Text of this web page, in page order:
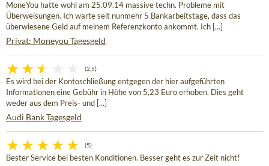
MoneYou hatte wohl am 25.09.14 massive techn. Probleme mit
Überweisungen. Ich warte seit nunmehr 5 Bankarbeitstage, dass das
überwiesene Geld auf meinem Referenzkonto ankommt. Ich [...]
Privat: Moneyou Tagesgeld
(2,5)
Es wird bei der Kontoschließung entgegen der hier aufgeführten
Informationen eine Gebühr in Höhe von 5,23 Euro erhoben. Dies geht
weder aus dem Preis- und [...]
Audi Bank Tagesgeld
(5)
Bester Service bei besten Konditionen. Besser geht es zur Zeit nicht!